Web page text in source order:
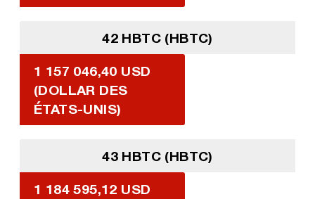
42 HBTC (HBTC)
1 157 046,40 USD
(DOLLAR DES
ÉTATS-UNIS)
43 HBTC (HBTC)
1 184 595,12 USD